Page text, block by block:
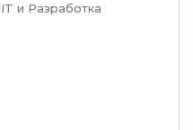
IT и Разработка